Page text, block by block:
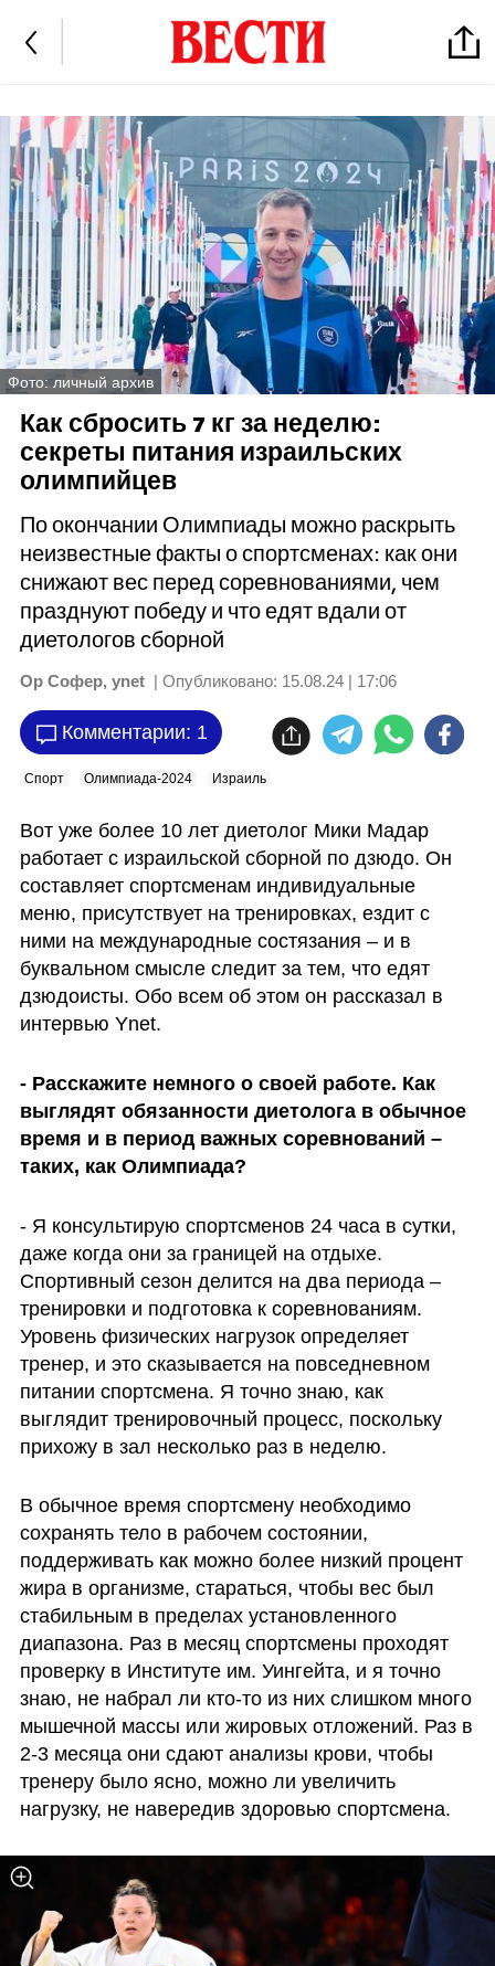
Фото: личный архив
Как сбросить 7 кг за неделю:
секреты питания израильских
олимпийцев
По окончании Олимпиады можно раскрыть
неизвестные факты о спортсменах: как они
снижают вес перед соревнованиями, чем
празднуют победу и что едят вдали от
диетологов сборной
Ор Софер, ynet | Опубликовано: 15.08.24 | 17:06
Комментарии: 1
Спорт Олимпиада-2024 Израиль
Вот уже более 10 лет диетолог Мики Мадар
работает с израильской сборной по дзюдо. Он
составляет спортсменам индивидуальные
меню, присутствует на тренировках, ездит с
ними на международные состязания – и в
буквальном смысле следит за тем, что едят
дзюдоисты. Обо всем об этом он рассказал в
интервью Ynet.
- Расскажите немного о своей работе. Как
выглядят обязанности диетолога в обычное
время и в период важных соревнований –
таких, как Олимпиада?
- Я консультирую спортсменов 24 часа в сутки,
даже когда они за границей на отдыхе.
Спортивный сезон делится на два периода –
тренировки и подготовка к соревнованиям.
Уровень физических нагрузок определяет
тренер, и это сказывается на повседневном
питании спортсмена. Я точно знаю, как
выглядит тренировочный процесс, поскольку
прихожу в зал несколько раз в неделю.
В обычное время спортсмену необходимо
сохранять тело в рабочем состоянии,
поддерживать как можно более низкий процент
жира в организме, стараться, чтобы вес был
стабильным в пределах установленного
диапазона. Раз в месяц спортсмены проходят
проверку в Институте им. Уингейта, и я точно
знаю, не набрал ли кто-то из них слишком много
мышечной массы или жировых отложений. Раз в
2-3 месяца они сдают анализы крови, чтобы
тренеру было ясно, можно ли увеличить
нагрузку, не навередив здоровью спортсмена.